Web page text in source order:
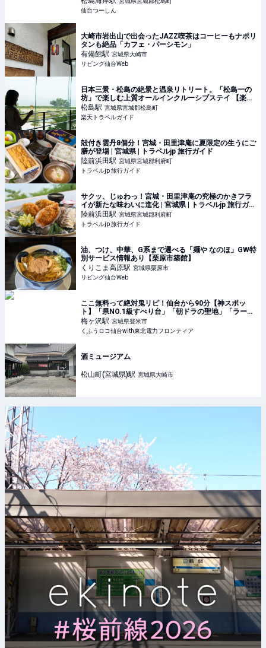
仙台つーしん
大崎市岩出山で出会ったJAZZ喫茶はコーヒーもナポリ
タンも絶品「カフェ・パーシモン」
有備館駅 宮城県大崎市
リビング仙台Web
日本三景・松島の絶景と温泉リトリート。「松島一の
坊」で楽しむ上質オールインクルーシブステイ 【楽天
トラベル】
松島駅 宮城県宮城郡松島町
楽天トラベルガイド
殻付き雲丹8個分！宮城・田里津庵に夏限定の生うにご
膳が登場 | 宮城県 | トラベルjp 旅行ガイド
陸前浜田駅 宮城県宮城郡利府町
トラベルjp 旅行ガイド
サクッ、じゅわっ！宮城・田里津庵の究極のかきフラ
イが新たな味わいに進化 | 宮城県 | トラベルjp 旅行ガイ
ド
陸前浜田駅 宮城県宮城郡利府町
トラベルjp 旅行ガイド
油、つけ、中華、G系まで選べる「麺や なのほ」GW特
別サービス情報あり【栗原市築館】
くりこま高原駅 宮城県栗原市
リビング仙台Web
ここ無料って絶対鬼リピ！仙台から90分【神スポッ
ト】「県NO.1級すべり台」「朝ドラの聖地」「ラーメ
ンもキャンプも最高」 | くふうロコ仙台with東北電力フ
ロンティア
梅ヶ沢駅 宮城県登米市
くふうロコ仙台with東北電力フロンティア
酒ミュージアム
松山町(宮城県)駅 宮城県大崎市